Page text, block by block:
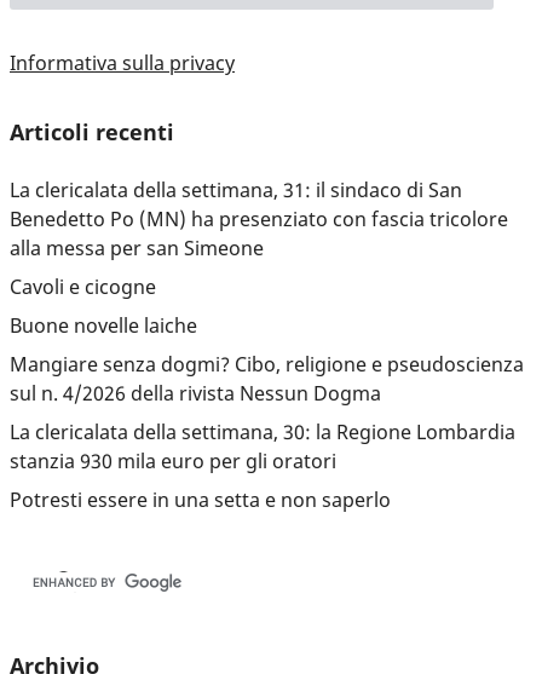
Informativa sulla privacy
Articoli recenti
La clericalata della settimana, 31: il sindaco di San
Benedetto Po (MN) ha presenziato con fascia tricolore
alla messa per san Simeone
Cavoli e cicogne
Buone novelle laiche
Mangiare senza dogmi? Cibo, religione e pseudoscienza
sul n. 4/2026 della rivista Nessun Dogma
La clericalata della settimana, 30: la Regione Lombardia
stanzia 930 mila euro per gli oratori
Potresti essere in una setta e non saperlo
Archivio